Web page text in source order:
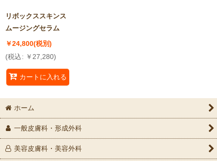
リボックススキンス
ムージングセラム
￥24,800(税別)
(税込: ￥ 27,280)
カートに入れる
ホーム
一般皮膚科・形成外科
美容皮膚科・美容外科